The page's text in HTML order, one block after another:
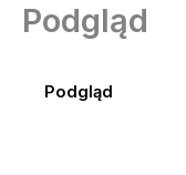
Podgląd
Podgląd